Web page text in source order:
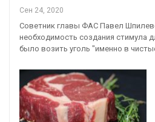
Сен 24, 2020
Советник главы ФАС Павел
необходимость создания стимула
было возить уголь "именно в